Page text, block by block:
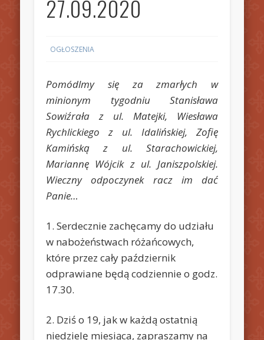
27.09.2020
OGŁOSZENIA
Pomódlmy się za zmarłych w
minionym tygodniu Stanisława
Sowiźrała z ul. Matejki, Wiesława
Rychlickiego z ul. Idalińskiej, Zofię
Kamińską z ul. Starachowickiej,
Mariannę Wójcik z ul. Janiszpolskiej.
Wieczny odpoczynek racz im dać
Panie…
1. Serdecznie zachęcamy do udziału
w nabożeństwach różańcowych,
które przez cały październik
odprawiane będą codziennie o godz.
17.30.
2. Dziś o 19, jak w każdą ostatnią
niedzielę miesiąca, zapraszamy na